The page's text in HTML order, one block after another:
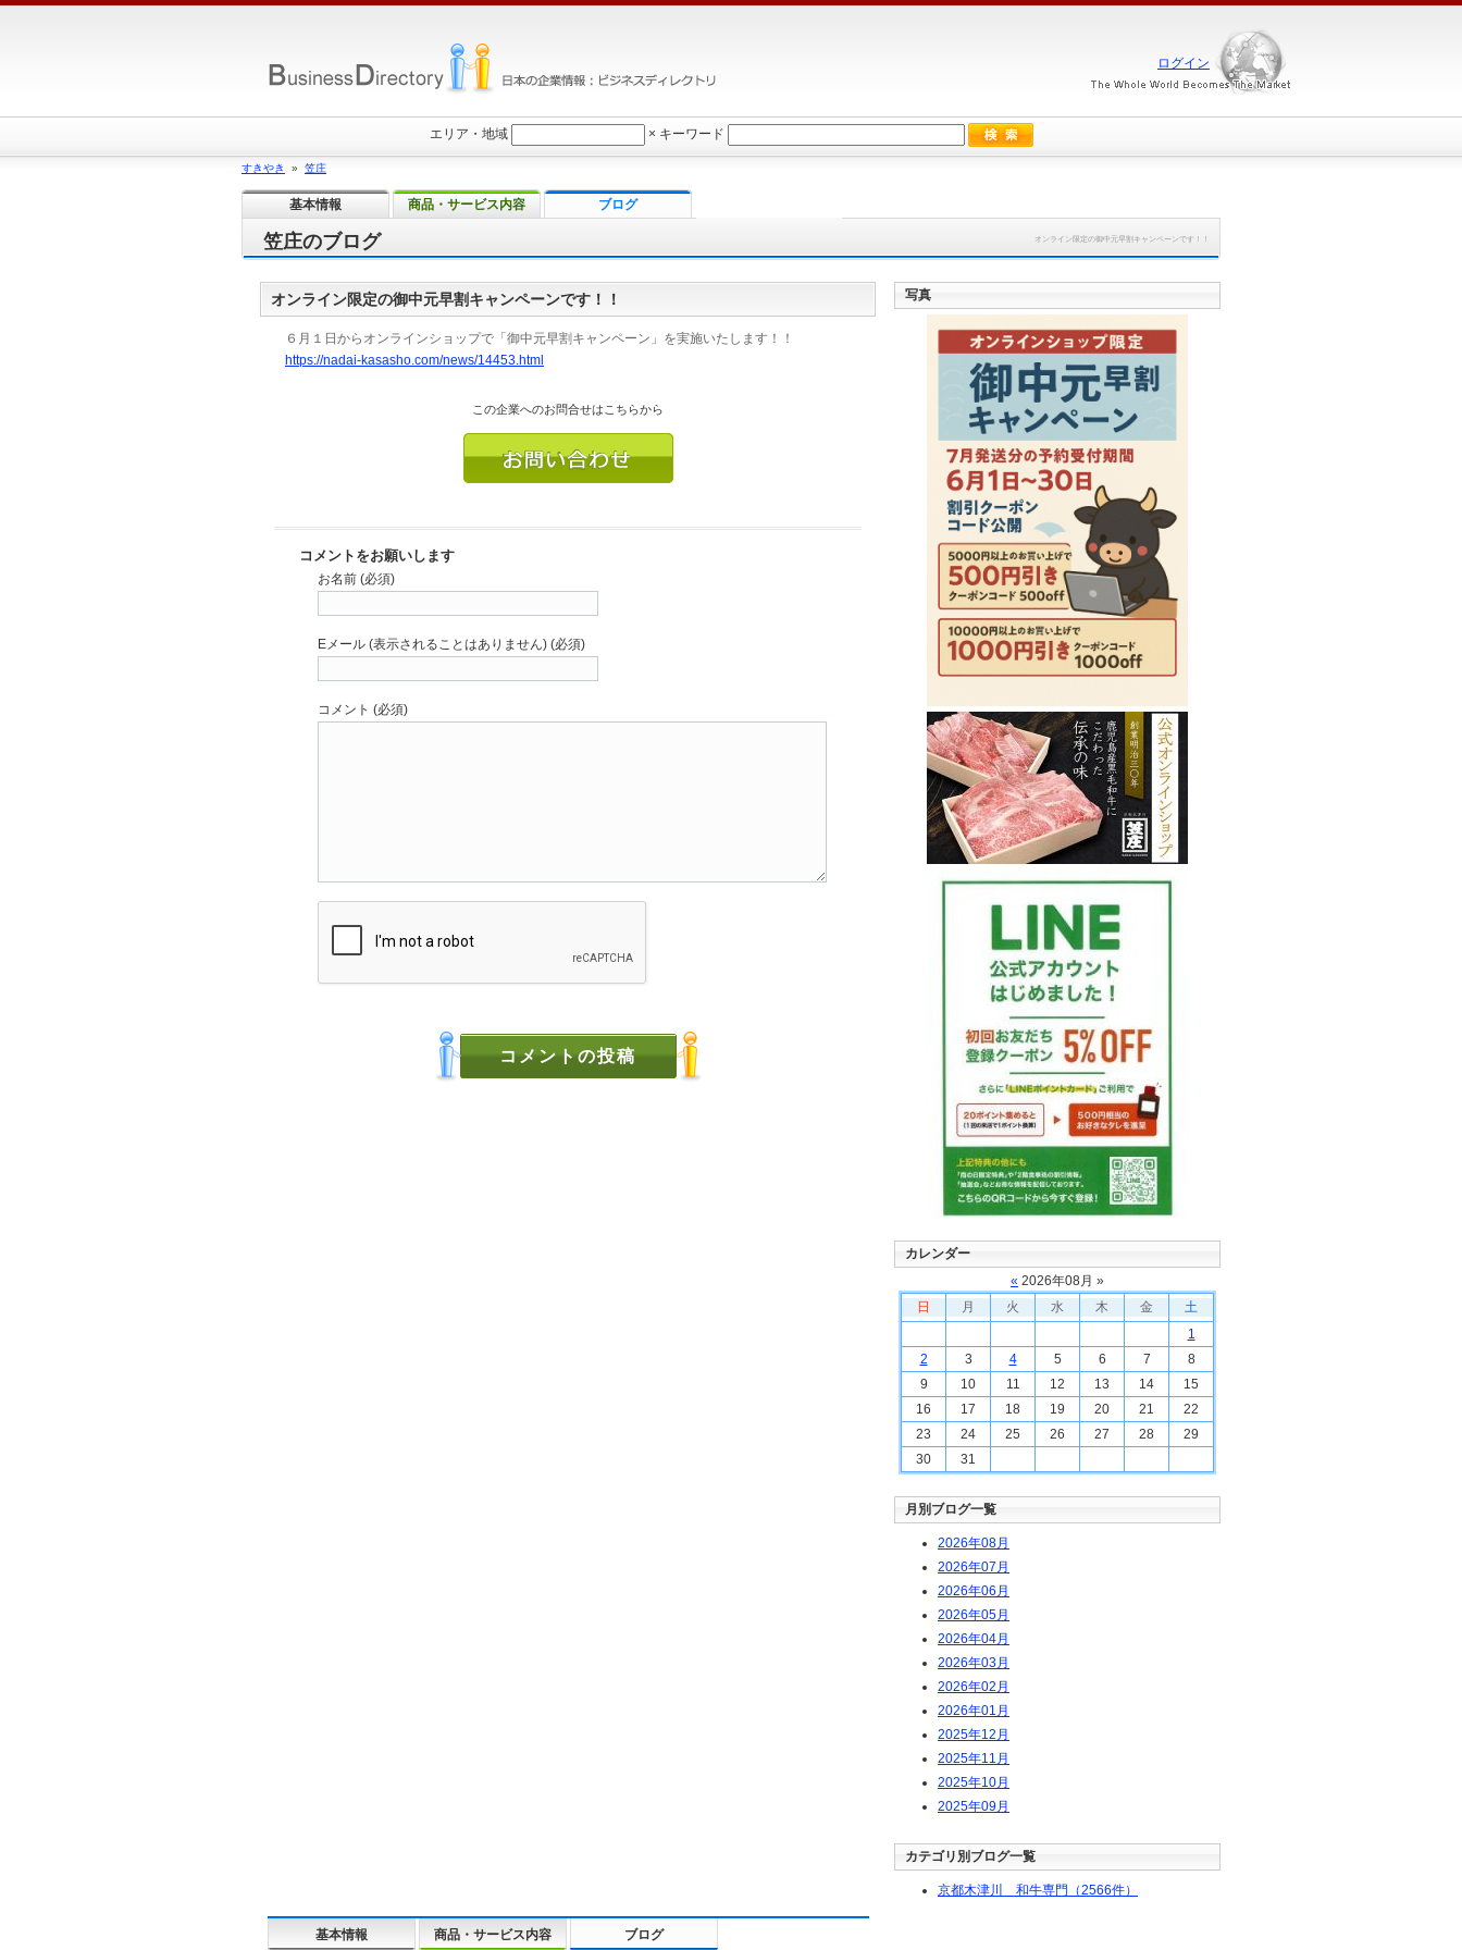
オンライン限定の御中元早割キャンペーンです！！
笠庄のブログ
オンライン限定の御中元早割キャンペーンです！！
６月１日からオンラインショップで「御中元早割キャンペーン」を実施いたします！！
https://nadai-kasasho.com/news/14453.html
この企業へのお問合せはこちらから
コメントをお願いします
お名前 (必須)
Eメール (表示されることはありません) (必須)
コメント (必須)
写真
カレンダー
« 2026年08月 »
日
月 火 水 木 金
土
1
2
3 4 5 6 7
8
9
10 11 12 13 14
15
16
17 18 19 20 21
22
23
24 25 26 27 28
29
30
31
月別ブログ一覧
2026年08月
2026年07 月
2026年06 月
2026年05月
2026年04月
2026年03月
2026年02 月
2026年01 月
2025年12 月
2025年11 月
2025年10月
2025年09月
カテゴリ別ブログ一覧
京都木津川 和牛専門（2566件）
基本情報 商品・サービス内容 ブログ
ログイン
エリア・地域 × キーワード
すきやき » 笠庄
基本情報 商品・サービス内容 ブログ